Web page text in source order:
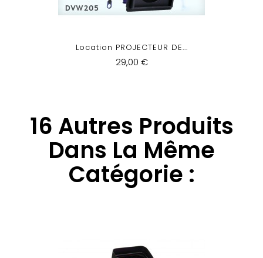
Location PROJECTEUR DE...
29,00 €
16 Autres Produits
Dans La Même
Catégorie :